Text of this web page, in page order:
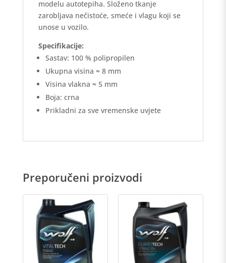
modelu autotepiha. Složeno tkanje
zarobljava nečistoće, smeće i vlagu koji se
unose u vozilo.
Specifikacije:
Sastav: 100 % polipropilen
Ukupna visina ≈ 8 mm
Visina vlakna ≈ 5 mm
Boja: crna
Prikladni za sve vremenske uvjete
Preporučeni proizvodi